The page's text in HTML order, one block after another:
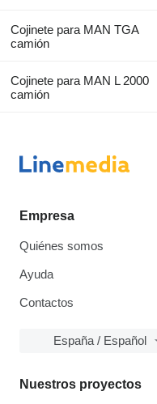
Cojinete para MAN TGA
camión
Cojinete para MAN L 2000
camión
Empresa
Quiénes somos
Ayuda
Contactos
España / Español
Nuestros proyectos